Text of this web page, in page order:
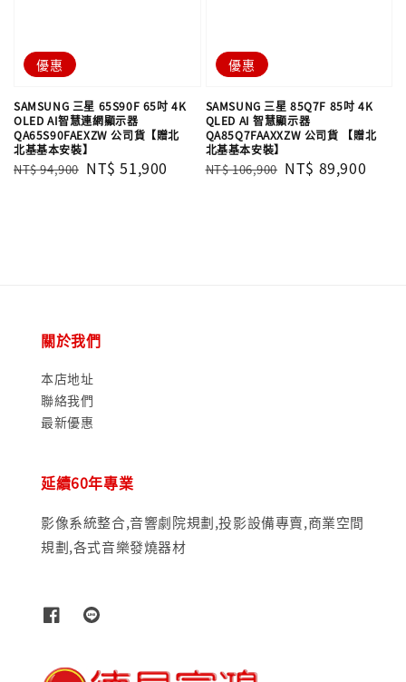
優惠
SAMSUNG 三星 65S90F 65吋 4K
OLED AI智慧連網顯示器
QA65S90FAEXZW 公司貨【贈北
北基基本安裝】
Regular
NT$ 94,900 Sale
NT$ 51,900
優惠
SAMSUNG 三星 85Q7F 85吋 4K
QLED AI 智慧顯示器
QA85Q7FAAXXZW 公司貨 【贈北
北基基本安裝】
Regular
NT$ 106,900 Sale
NT$ 89,900
關於我們
本店地址
聯絡我們
最新優惠
延續60年專業
影像系統整合,音響劇院規劃,投影設備專賣,商業空間
規劃,各式音樂發燒器材